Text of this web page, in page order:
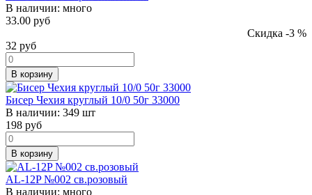
В наличии: много
33.00 руб
Скидка -3 %
32 руб
В корзину
Бисер Чехия круглый 10/0 50г 33000
В наличии: 349 шт
198 руб
В корзину
AL-12P №002 св.розовый
В наличии: много